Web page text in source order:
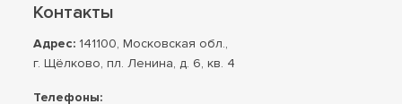
Контакты
Адрес: 141100, Московская обл.,
г. Щёлково, пл. Ленина, д. 6, кв. 4
Телефоны: